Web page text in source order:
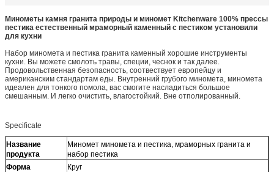
Минометы камня гранита природы и миномет Kitchenware 100% прессы
пестика естественный мраморный каменный с пестиком установили
для кухни
Набор миномета и пестика гранита каменный хорошие инструменты
кухни. Вы можете смолоть травы, специи, чеснок и так далее.
Продовольственная безопасность, соотвествует европейцу и
американским стандартам еды. Внутренний грубого миномета, миномета
идеален для тонкого помола, вас смогите насладиться большое
смешанным. И легко очистить, влагостойкий. Вне отполированный.
Specificate
Название
продукта
Миномет миномета и пестика, мраморных гранита и
набор пестика
Форма
Круг